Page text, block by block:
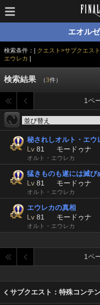
エオル
検索条件：| クエスト>サブクエス
エウレカ
検索結果 （3件）
1ペ
秘されしオルト・エウ
Lv 81 モードゥナ
オルト・エウレカ
猛きものも遂には滅び
Lv 81 モードゥナ
オルト・エウレカ
エウレカの真相
Lv 81 モードゥナ
オルト・エウレカ
1ペ
サブクエスト：特殊コンテ